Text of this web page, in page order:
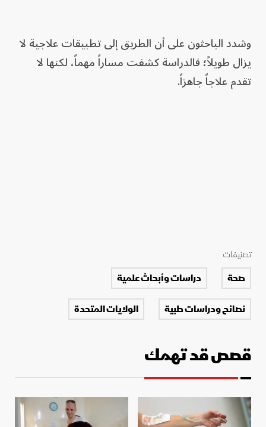
وشدد الباحثون على أن الطريق إلى تطبيقات علاجية لا
يزال طويلاً؛ فالدراسة كشفت مساراً مهماً، لكنها لا
تقدم علاجاً جاهزاً.
تصنيفات
صحة
دراسات وأبحاث علمية
نصائح ودراسات طبية
الولايات المتحدة
قصص قد تهمك